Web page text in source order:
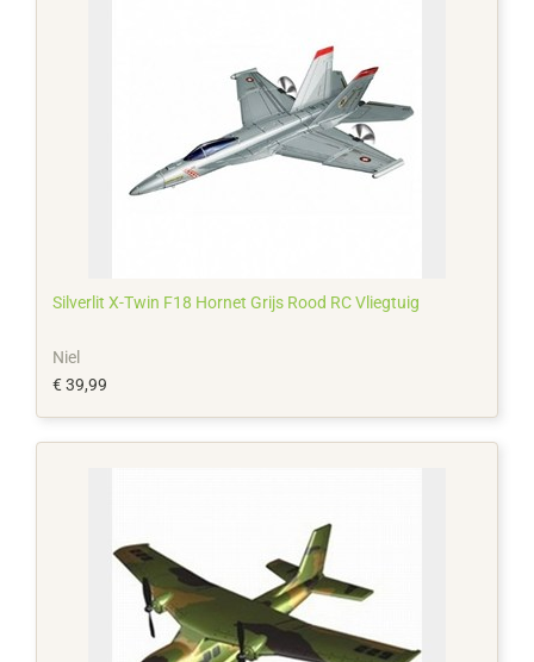
Silverlit X-Twin F18 Hornet Grijs Rood RC Vliegtuig
Niel
€ 39,99